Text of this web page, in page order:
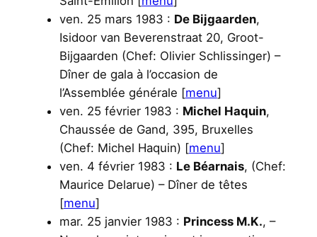
ven. 25 mars 1983 : De Bijgaarden,
Isidoor van Beverenstraat 20, Groot-
Bijgaarden (Chef: Olivier Schlissinger) –
Dîner de gala à l’occasion de
l’Assemblée générale [menu]
ven. 25 février 1983 : Michel Haquin,
Chaussée de Gand, 395, Bruxelles
(Chef: Michel Haquin) [menu]
ven. 4 février 1983 : Le Béarnais, (Chef:
Maurice Delarue) – Dîner de têtes
[menu]
mar. 25 janvier 1983 : Princess M.K., –